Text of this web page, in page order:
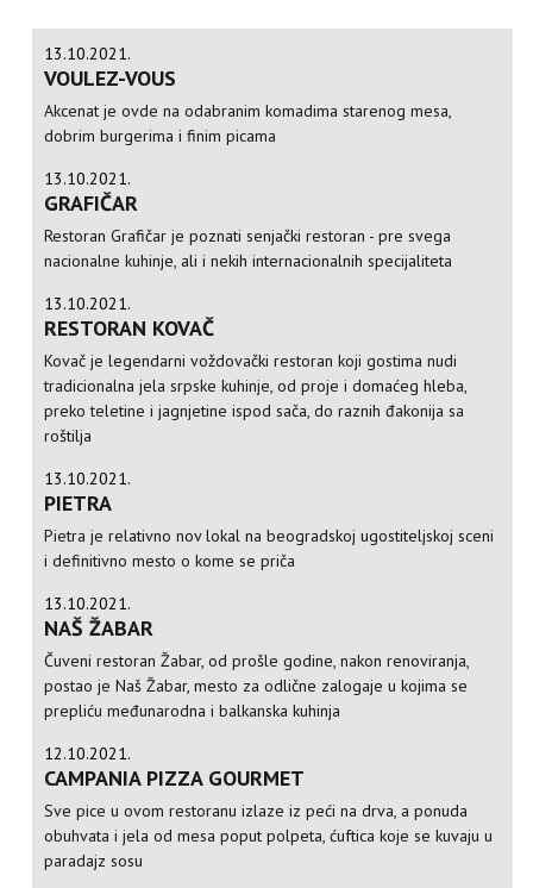
13.10.2021.
VOULEZ-VOUS
Akcenat je ovde na odabranim komadima starenog mesa,
dobrim burgerima i finim picama
13.10.2021.
GRAFIČAR
Restoran Grafičar je poznati senjački restoran - pre svega
nacionalne kuhinje, ali i nekih internacionalnih specijaliteta
13.10.2021.
RESTORAN KOVAČ
Kovač je legendarni voždovački restoran koji gostima nudi
tradicionalna jela srpske kuhinje, od proje i domaćeg hleba,
preko teletine i jagnjetine ispod sača, do raznih đakonija sa
roštilja
13.10.2021.
PIETRA
Pietra je relativno nov lokal na beogradskoj ugostiteljskoj sceni
i definitivno mesto o kome se priča
13.10.2021.
NAŠ ŽABAR
Čuveni restoran Žabar, od prošle godine, nakon renoviranja,
postao je Naš Žabar, mesto za odlične zalogaje u kojima se
prepliću međunarodna i balkanska kuhinja
12.10.2021.
CAMPANIA PIZZA GOURMET
Sve pice u ovom restoranu izlaze iz peći na drva, a ponuda
obuhvata i jela od mesa poput polpeta, ćuftica koje se kuvaju u
paradajz sosu